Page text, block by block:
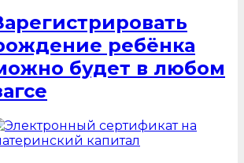
ребёнка
будет в любом